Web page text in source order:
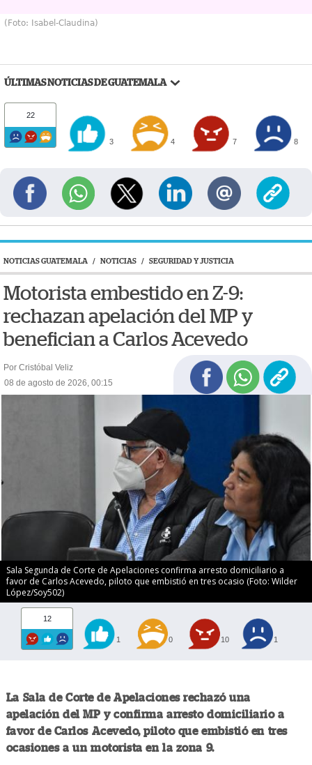
(Foto: Isabel-Claudina)
ÚLTIMAS NOTICIAS DE GUATEMALA
22
3 4 7 8
NOTICIAS GUATEMALA / NOTICIAS / SEGURIDAD Y JUSTICIA
Motorista embestido en Z-9:
rechazan apelación del MP y
benefician a Carlos Acevedo
Por Cristóbal Veliz
08 de agosto de 2026, 00:15
Sala Segunda de Corte de Apelaciones confirma arresto domiciliario a
favor de Carlos Acevedo, piloto que embistió en tres ocasio (Foto: Wilder
López/Soy502)
12
1 0 10 1
La Sala de Corte de Apelaciones rechazó una
apelación del MP y confirma arresto domiciliario a
favor de Carlos Acevedo, piloto que embistió en tres
ocasiones a un motorista en la zona 9.